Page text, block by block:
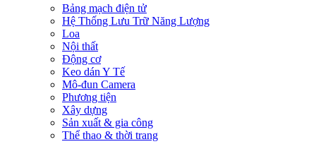
Bảng mạch điện tử
Hệ Thống Lưu Trữ Năng Lượng
Loa
Nội thất
Động cơ
Keo dán Y Tế
Mô-đun Camera
Phương tiện
Xây dựng
Sản xuất & gia công
Thể thao & thời trang